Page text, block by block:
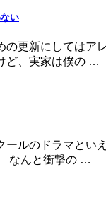
い
の更新にしてはア
ど、実家は僕の …
ールのドラマとい
なんと衝撃の …